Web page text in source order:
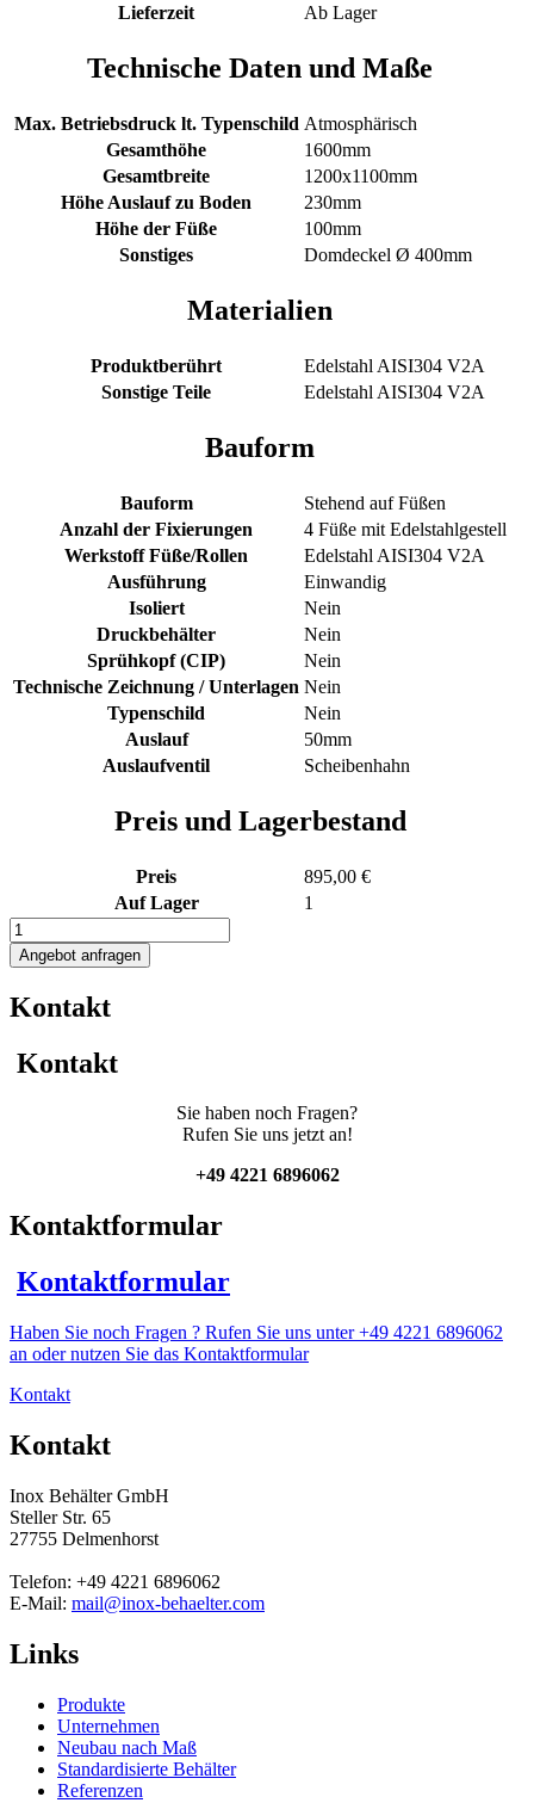
Lieferzeit
Ab Lager
Technische Daten und Maße
Max. Betriebsdruck lt. Typenschild Atmosphärisch
Gesamthöhe
1600mm
Gesamtbreite
1200x1100mm
Höhe Auslauf zu Boden
230mm
Höhe der Füße
100mm
Sonstiges
Domdeckel Ø 400mm
Materialien
Produktberührt
Edelstahl AISI304 V2A
Sonstige Teile
Edelstahl AISI304 V2A
Bauform
Bauform
Stehend auf Füßen
Anzahl der Fixierungen
4 Füße mit Edelstahlgestell
Werkstoff Füße/Rollen
Edelstahl AISI304 V2A
Ausführung
Einwandig
Isoliert
Nein
Druckbehälter
Nein
Sprühkopf (CIP)
Nein
Technische Zeichnung / Unterlagen Nein
Typenschild
Nein
Auslauf
50mm
Auslaufventil
Scheibenhahn
Preis und Lagerbestand
Preis
895,00 €
Auf Lager
1
1000L
Transportcontainer
Menge
Angebot anfragen
Kontakt
Kontakt
Sie haben noch Fragen?
Rufen Sie uns jetzt an!
+49 4221 6896062
Kontaktformular
Kontaktformular
Haben Sie noch Fragen ? Rufen Sie uns unter +49 4221 6896062
an oder nutzen Sie das Kontaktformular
Kontakt
Kontakt
Inox Behälter GmbH
Steller Str. 65
27755 Delmenhorst
Telefon: +49 4221 6896062
E-Mail: mail@inox-behaelter.com
Links
Produkte
Unternehmen
Neubau nach Maß
Standardisierte Behälter
Referenzen